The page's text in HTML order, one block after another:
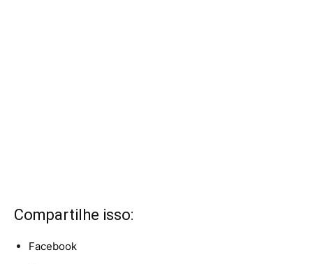
Compartilhe isso:
Facebook